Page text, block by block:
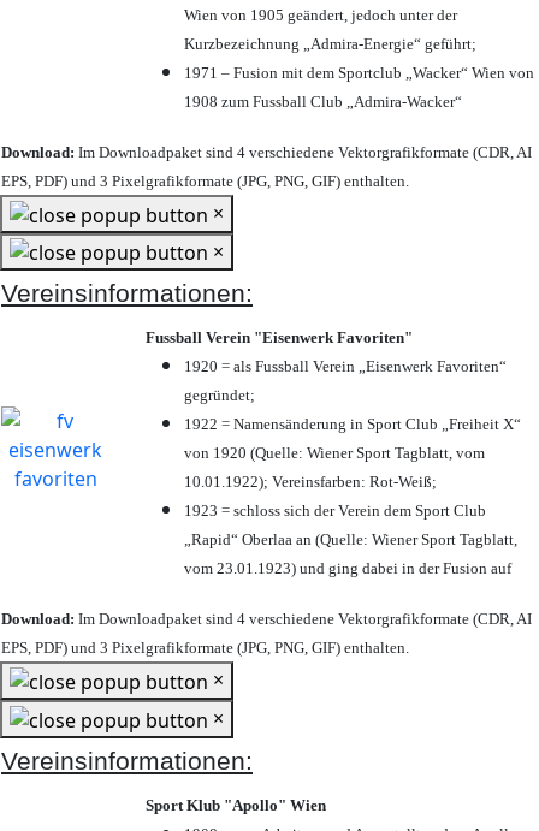
Wien von 1905 geändert, jedoch unter der
Kurzbezeichnung „Admira-Energie“ geführt;
1971 – Fusion mit dem Sportclub „Wacker“ Wien von
1908 zum Fussball Club „Admira-Wacker“
Download: Im Downloadpaket sind 4 verschiedene Vektorgrafikformate (CDR, AI
EPS, PDF) und 3 Pixelgrafikformate (JPG, PNG, GIF) enthalten.
×
×
Vereinsinformationen:
Fussball Verein "Eisenwerk Favoriten"
1920 = als Fussball Verein „Eisenwerk Favoriten“
gegründet;
1922 = Namensänderung in Sport Club „Freiheit X“
von 1920 (Quelle: Wiener Sport Tagblatt, vom
10.01.1922); Vereinsfarben: Rot-Weiß;
1923 = schloss sich der Verein dem Sport Club
„Rapid“ Oberlaa an (Quelle: Wiener Sport Tagblatt,
vom 23.01.1923) und ging dabei in der Fusion auf
Download: Im Downloadpaket sind 4 verschiedene Vektorgrafikformate (CDR, AI
EPS, PDF) und 3 Pixelgrafikformate (JPG, PNG, GIF) enthalten.
×
×
Vereinsinformationen:
Sport Klub "Apollo" Wien